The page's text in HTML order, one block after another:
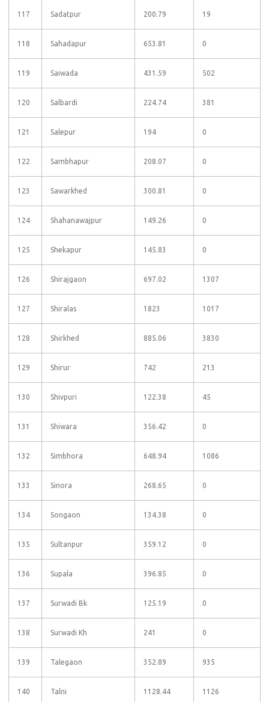
117 Sadatpur 200.79 19
118 Sahadapur 653.81 0
119 Saiwada 431.59 502
120 Salbardi 224.74 381
121 Salepur 194 0
122 Sambhapur 208.07 0
123 Sawarkhed 300.81 0
124 Shahanawajpur 149.26 0
125 Shekapur 145.83 0
126 Shirajgaon 697.02 1307
127 Shiralas 1823 1017
128 Shirkhed 885.06 3830
129 Shirur 742 213
130 Shivpuri 122.38 45
131 Shiwara 356.42 0
132 Simbhora 648.94 1086
133 Sinora 268.65 0
134 Songaon 134.38 0
135 Sultanpur 359.12 0
136 Supala 396.85 0
137 Surwadi Bk 125.19 0
138 Surwadi Kh 241 0
139 Talegaon 352.89 935
140 Talni 1128.44 1126